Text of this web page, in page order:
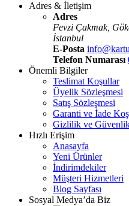
Adres & İletişim
Adres
Fevzi Çakmak,
İstanbul
E-Posta
Telefon Numarası
Önemli Bilgiler
Teslimat Koşullar
Üyelik Sözleşmesi
Satış Sözleşmesi
Garanti ve İade
Gizlilik ve
Hızlı Erişim
Anasayfa
Yeni Ürünler
İndirimdekiler
Müşteri Hizmetleri
Blog Sayfası
Sosyal Medya’da Biz